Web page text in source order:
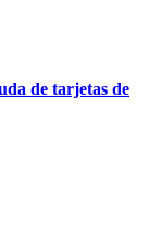
de tarjetas de